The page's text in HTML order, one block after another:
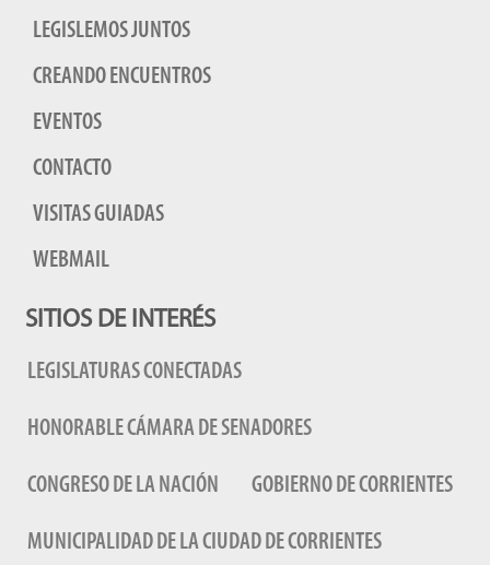
LEGISLEMOS JUNTOS
CREANDO ENCUENTROS
EVENTOS
CONTACTO
VISITAS GUIADAS
WEBMAIL
SITIOS DE INTERÉS
LEGISLATURAS CONECTADAS
HONORABLE CÁMARA DE SENADORES
CONGRESO DE LA NACIÓN GOBIERNO DE CORRIENTES
MUNICIPALIDAD DE LA CIUDAD DE CORRIENTES